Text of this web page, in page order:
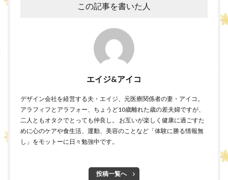
この記事を書いた人
エイジ&アイコ
デザイン会社を経営する夫・エイジ、元医療関係者の妻・アイコ。
アラフィフとアラフォー、ちょうど10歳離れた歳の差夫婦ですが、
二人ともオタクでとっても仲良し。 お互いが楽しく健康に過ごすた
めに心のケアや食生活、運動、美容のことなど「体験に勝る情報無
し」をモットーに日々勉強中です。
投稿一覧へ